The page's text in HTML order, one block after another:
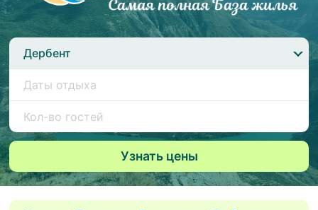
Дербент